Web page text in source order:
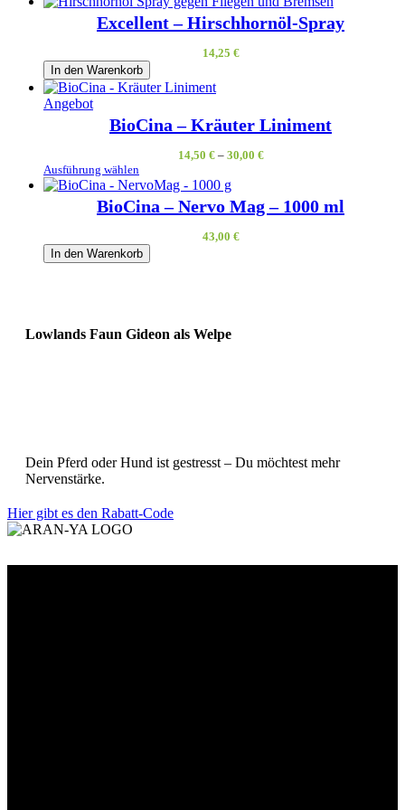
Excellent – Hirschhornöl-Spray
14,25 €
In den Warenkorb
AngebotProdukt
Angebot
BioCina – Kräuter Liniment
14,50 €– 30,00 €
Ausführung wählen
BioCina – Nervo Mag – 1000 ml
43,00 €
In den Warenkorb
Lowlands Faun Gideon als Welpe
Dein Pferd oder Hund ist gestresst – Du möchtest mehr
Nervenstärke.
Hier gibt es den Rabatt-Code